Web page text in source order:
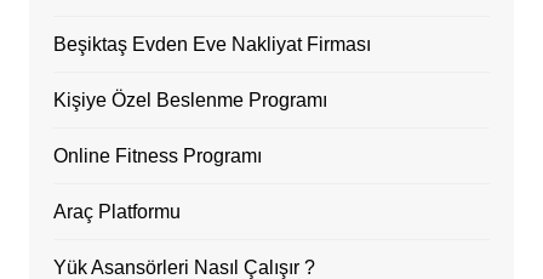
Beşiktaş Evden Eve Nakliyat Firması
Kişiye Özel Beslenme Programı
Online Fitness Programı
Araç Platformu
Yük Asansörleri Nasıl Çalışır ?